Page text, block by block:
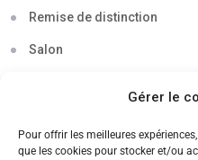
Gérer le
Pour offrir les meilleures
que les cookies pour stocker et/ou
Remise de distinction
Salon
Soirée